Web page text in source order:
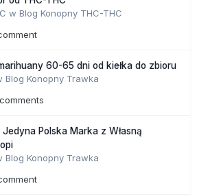
w Blog Konopny THC-THC
60-65 dni od kiełka do zbioru
Blog Konopny Trawka
Polska Marka z Własną
Blog Konopny Trawka